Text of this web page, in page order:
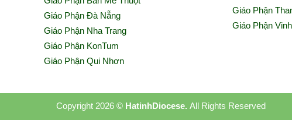
Giáo Phận Đà Nẵng
Giáo Phận Nha Trang
Giáo Phận KonTum
Giáo Phận Qui Nhơn
Giáo Phận
Giáo Phận Vinh
Copyright 2026 © HatinhDiocese. All Rights Reserved